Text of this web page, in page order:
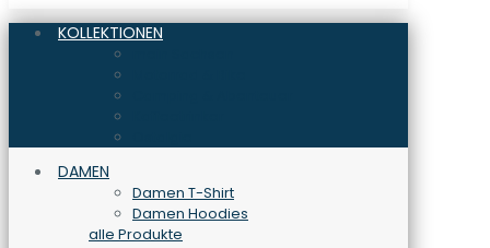
KOLLEKTIONEN
DAMEN
Damen T-Shirt
Damen Hoodies
alle Produkte